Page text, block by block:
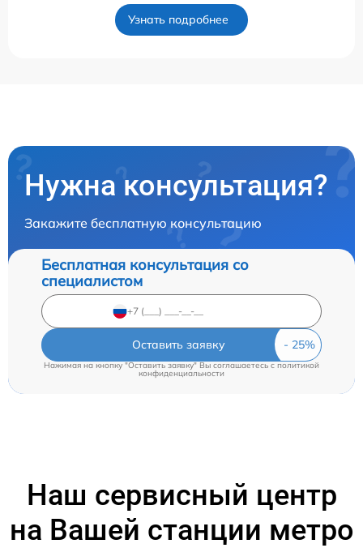
Узнать подробнее
Нужна консультация?
Закажите бесплатную консультацию
Бесплатная консультация со
специалистом
Оставить заявку
Нажимая на кнопку "Оставить заявку" Вы соглашаетесь cполитикой
конфиденциальности
Наш сервисный центр
на Вашей станции метро